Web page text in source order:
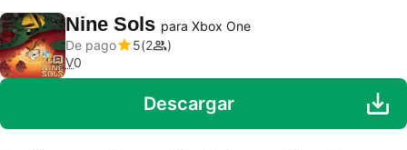
Nine Sols para Xbox One
De pago
5 2
V0
Descargar